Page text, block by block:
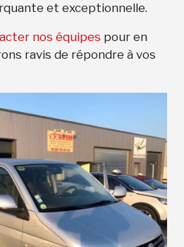
et exceptionnelle.
nos équipes pour en
ravis de répondre à vos